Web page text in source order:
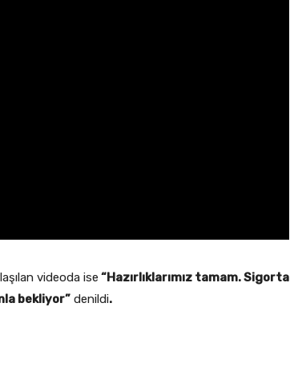
videoda ise “Hazırlıklarımız tamam. Sigorta
bekliyor” denildi.